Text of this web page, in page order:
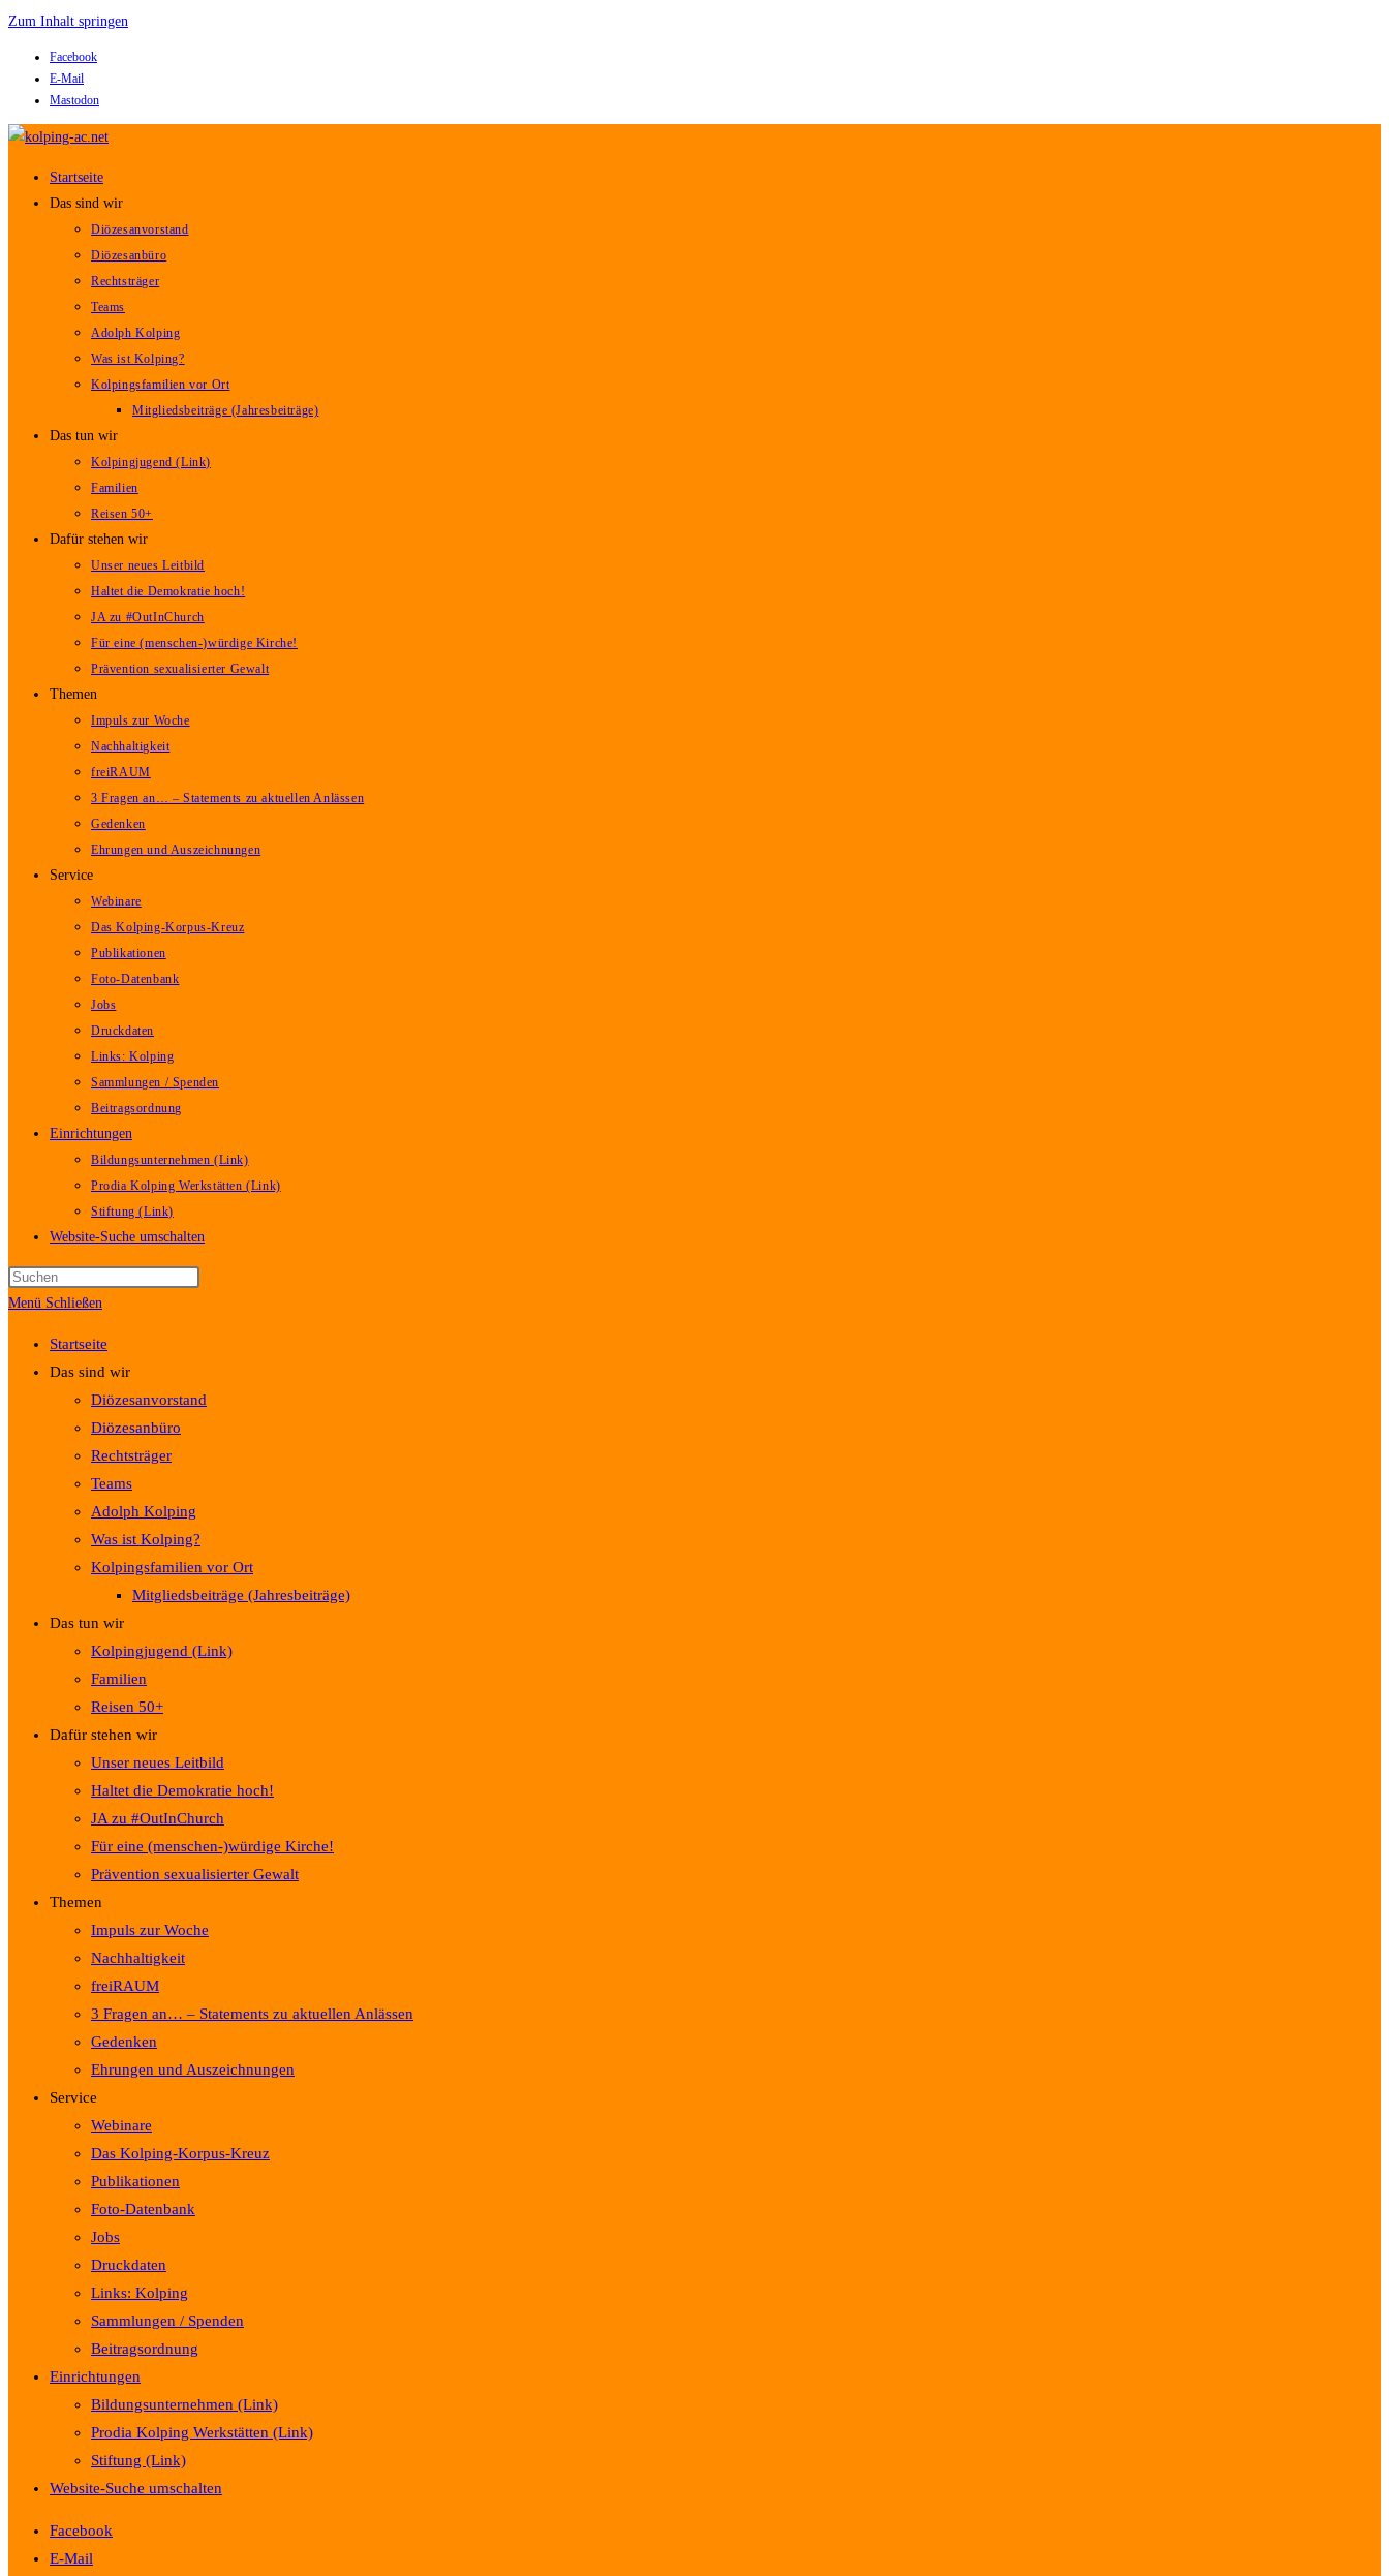
Zum Inhalt springen
Facebook
E-Mail
Mastodon
Startseite
Das sind wir
Diözesanvorstand
Diözesanbüro
Rechtsträger
Teams
Adolph Kolping
Was ist Kolping?
Kolpingsfamilien vor Ort
Mitgliedsbeiträge (Jahresbeiträge)
Das tun wir
Kolpingjugend (Link)
Familien
Reisen 50+
Dafür stehen wir
Unser neues Leitbild
Haltet die Demokratie hoch!
JA zu #OutInChurch
Für eine (menschen-)würdige Kirche!
Prävention sexualisierter Gewalt
Themen
Impuls zur Woche
Nachhaltigkeit
freiRAUM
3 Fragen an… – Statements zu aktuellen Anlässen
Gedenken
Ehrungen und Auszeichnungen
Service
Webinare
Das Kolping-Korpus-Kreuz
Publikationen
Foto-Datenbank
Jobs
Druckdaten
Links: Kolping
Sammlungen / Spenden
Beitragsordnung
Einrichtungen
Bildungsunternehmen (Link)
Prodia Kolping Werkstätten (Link)
Stiftung (Link)
Website-Suche umschalten
Menü Schließen
Startseite
Das sind wir
Diözesanvorstand
Diözesanbüro
Rechtsträger
Teams
Adolph Kolping
Was ist Kolping?
Kolpingsfamilien vor Ort
Mitgliedsbeiträge (Jahresbeiträge)
Das tun wir
Kolpingjugend (Link)
Familien
Reisen 50+
Dafür stehen wir
Unser neues Leitbild
Haltet die Demokratie hoch!
JA zu #OutInChurch
Für eine (menschen-)würdige Kirche!
Prävention sexualisierter Gewalt
Themen
Impuls zur Woche
Nachhaltigkeit
freiRAUM
3 Fragen an… – Statements zu aktuellen Anlässen
Gedenken
Ehrungen und Auszeichnungen
Service
Webinare
Das Kolping-Korpus-Kreuz
Publikationen
Foto-Datenbank
Jobs
Druckdaten
Links: Kolping
Sammlungen / Spenden
Beitragsordnung
Einrichtungen
Bildungsunternehmen (Link)
Prodia Kolping Werkstätten (Link)
Stiftung (Link)
Website-Suche umschalten
Facebook
E-Mail